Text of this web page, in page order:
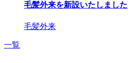
毛髪外来を新設いたしました
毛髪外来
一覧